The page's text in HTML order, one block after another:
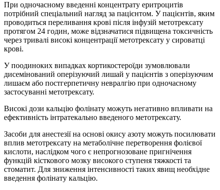
При одночасному введенні концентрату еритроцитів
потрібний спеціальний нагляд за пацієнтом. У пацієнтів, яким
проводиться переливання крові після інфузій метотрексату
протягом 24 годин, може відзначатися підвищена токсичність
через тривалі високі концентрації метотрексату у сироватці
крові.
У поодиноких випадках кортикостероїди зумовлювали
дисемінований оперізуючий лишай у пацієнтів з оперізуючим
лишаєм або постгерпетичну невралгію при одночасному
застосуванні метотрексату.
Високі дози кальцію фолінату можуть негативно впливати на
ефективність інтратекально введеного метотрексату.
Засоби для анестезії на основі окису азоту можуть посилювати
вплив метотрексату на метаболічне перетворення фолієвої
кислоти, наслідком чого є непрогнозоване пригнічення
функцій кісткового мозку високого ступеня тяжкості та
стоматит. Для зниження інтенсивності таких явищ необхідне
введення фолінату кальцію.